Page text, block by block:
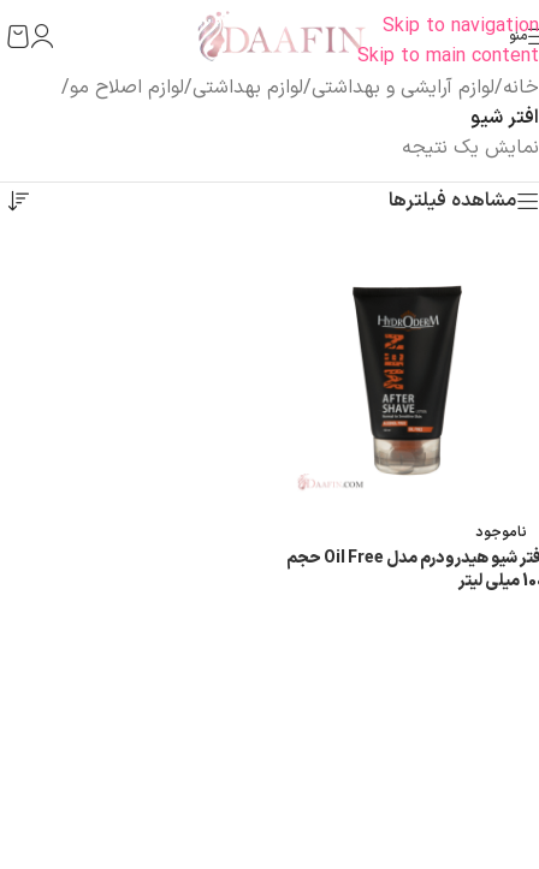
Skip to navigation
Skip to main content
منو
خانه/لوازم آرایشی و بهداشتی/لوازم بهداشتی/لوازم اصلاح مو/
افتر شیو
نمایش یک نتیجه
مشاهده فیلترها
ناموجود
افتر شیو هیدرودرم مدل Oil Free حجم
لیتر